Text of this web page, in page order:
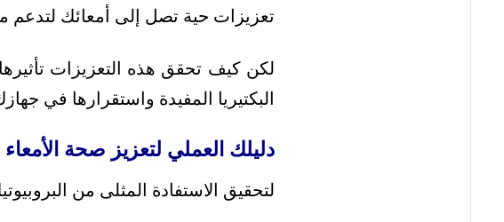
تعزيزات حية تصل إلى أمعائك لتدعم
لكن كيف تحقق هذه التعزيزات
البكتيريا المفيدة واستقرارها في
دليلك العملي لتعزيز صحة الأمعاء
لتحقيق الاستفادة المثلى من